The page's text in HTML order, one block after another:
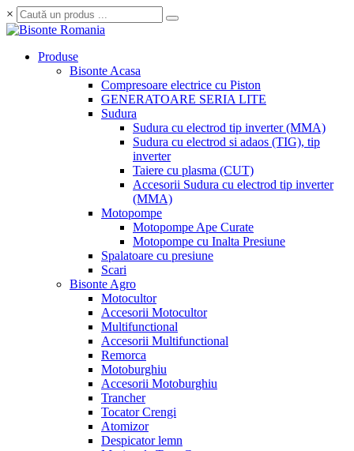
×
Produse
Bisonte Acasa
Compresoare electrice cu Piston
GENERATOARE SERIA LITE
Sudura
Sudura cu electrod tip inverter (MMA)
Sudura cu electrod si adaos (TIG), tip
inverter
Taiere cu plasma (CUT)
Accesorii Sudura cu electrod tip inverter
(MMA)
Motopompe
Motopompe Ape Curate
Motopompe cu Inalta Presiune
Spalatoare cu presiune
Scari
Bisonte Agro
Motocultor
Accesorii Motocultor
Multifunctional
Accesorii Multifunctional
Remorca
Motoburghiu
Accesorii Motoburghiu
Trancher
Tocator Crengi
Atomizor
Despicator lemn